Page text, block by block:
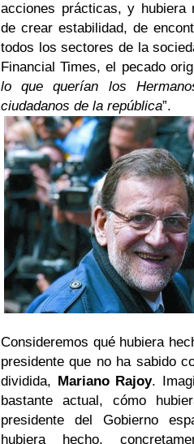
acciones prácticas, y hubiera
de crear estabilidad, de
todos los sectores de la
Financial Times, el pecado
lo que querían los
ciudadanos de la república”.
Consideremos qué hubiera
presidente que no ha sabido
dividida, Mariano Rajoy.
bastante actual, cómo
presidente del Gobierno
hubiera hecho,